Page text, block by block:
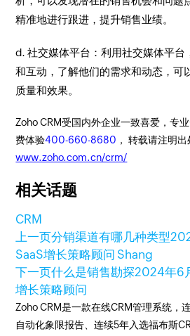
精准地进行跟进，提升销售业绩。
d. 社交媒体平台：利用社交媒体平台
和互动，了解他们的需求和动态，可
质量和效果。
Zoho CRM受国内外企业一致喜爱，专
费体验400-660-8680 ， 转载请注明出
www.zoho.com.cn/crm/
相关话题
CRM
上一页分销渠道有哪几种类型
SaaS增长策略顾问 Shang
下一页什么是销售勘探2024年6
增长策略顾问
Zoho CRM是一款在线CRM管理系统，
自动化象限报告、连续5年入选福布斯